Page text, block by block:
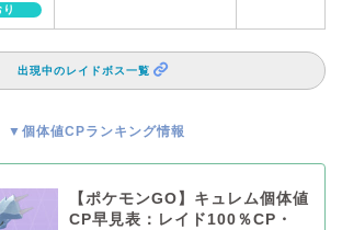
出現中のレイドボス一覧
▼個体値CPランキング情報
【ポケモンGO】キュレム個体値
CP早見表：レイド100％CP・